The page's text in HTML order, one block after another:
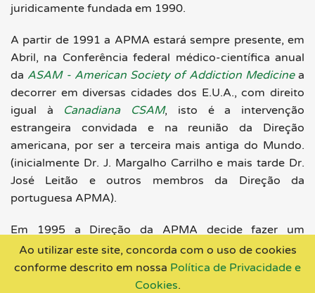
juridicamente fundada em 1990.
A partir de 1991 a APMA estará sempre presente, em
Abril, na Conferência federal médico-científica anual
da ASAM - American Society of Addiction Medicinea
decorrer em diversas cidades dos E.U.A., com direito
igual à Canadiana CSAM, isto é a intervenção
estrangeira convidada e na reunião da Direção
americana, por ser a terceira mais antiga do Mundo.
(inicialmente Dr. J. Margalho Carrilho e mais tarde Dr.
José Leitão e outros membros da Direção da
portuguesa APMA).
Em 1995 a Direção da APMA decide fazer um
Congresso no Estoril, Portugal, em parceria com a
ASAM convidando para o efeito o Presidente da
ASAM, toxicologista clínico, Prof David Smith da
Ao utilizar este site, concorda com o uso de cookies
conforme descrito em nossa Política de Privacidade e
Cookies.